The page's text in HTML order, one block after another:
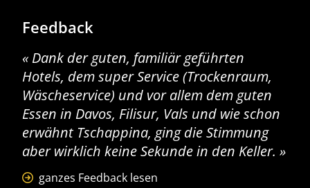
Feedback
Dank der guten, familiär geführten
Hotels, dem super Service (Trockenraum,
Wäscheservice) und vor allem dem guten
Essen in Davos, Filisur, Vals und wie schon
erwähnt Tschappina, ging die Stimmung
aber wirklich keine Sekunde in den Keller.
ganzes Feedback lesen